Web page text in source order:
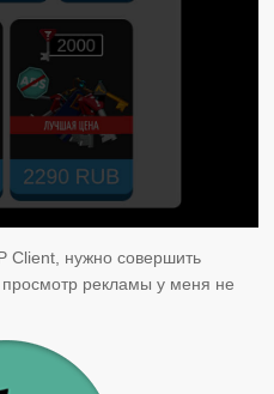
Client, нужно совершить
просмотр рекламы у меня не